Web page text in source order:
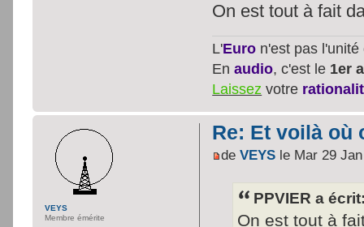
On est tout à fait
L'Euro n'est pas
Enaudio, c'est le 1er
Laissez votre
Re: Et voilà où
deVEYS le Mar 29
PPVIER a
On est tout à
VEYS
Membre émérite